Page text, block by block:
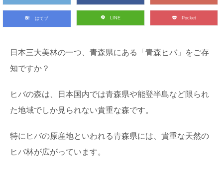
はてブ LINE Pocket
日本三大美林の一つ、青森県にある「青森ヒバ」をご存
知ですか？
ヒバの森は、日本国内では青森県や能登半島など限られ
た地域でしか見られない貴重な森です。
特にヒバの原産地といわれる青森県には、貴重な天然の
ヒバ林が広がっています。